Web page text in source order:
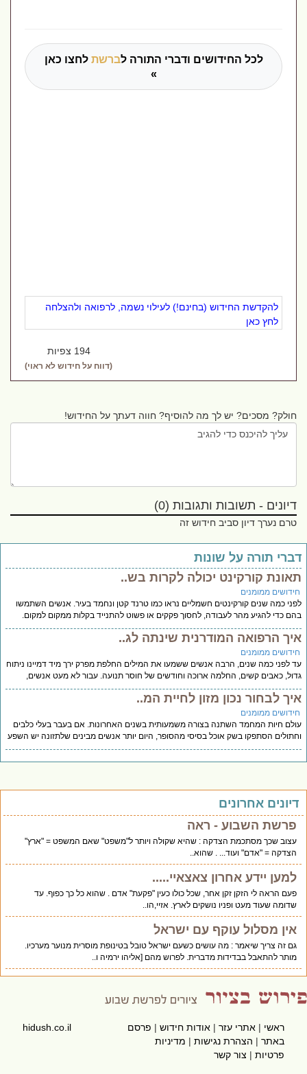
לכל החידושים ודברי התורה לברשתלחצו כאן
להקדשת החידוש (בחינם!) לעילוי נשמה, לרפואה ולהצלחה
לחץ כאן
194 צפיות
(דווח על חידוש לא ראוי)
חולק? מסכים? יש לך מה להוסיף? חווה דעתך על החידוש!
דיונים - תשובות ותגובות (0)
טרם נערך דיון סביב חידוש זה
תורה על שונות
קורקינט יכולה לקרות בש..
ממומנים
כמה שנים קורקינטים חשמליים נראו כמו טרנד קטן ונחמד בעיר. אנשים השתמשו
כדי להגיע מהר לעבודה, לחסוך פקקים או פשוט להתנייד בקלות ממקום למקום.
הרפואה המודרנית שינתה לג..
ממומנים
לפני כמה שנים, הרבה אנשים ששמעו את המילים החלפת מפרק ירך מיד דמיינו ניתוח
כאבים קשים, החלמה ארוכה וחודשים של חוסר תנועה. עבור לא מעט אנשים,
לבחור נכון מזון לחיית המ..
ממומנים
חיות המחמד השתנה בצורה משמעותית בשנים האחרונות. אם בעבר בעלי כלבים
הסתפקו בשק אוכל בסיסי מהסופר, היום יותר אנשים מבינים שלתזונה יש השפע
אחרונים
פרשת השבוע - ראה
עצוב שכך מסתכמת הצדקה : שהיא שקולה ויותר ל"משפט" שאם המשפט = "ארץ"
הצדקה = "אדם" ועוד... . שהוא..
למען יידע אחרון צאצאיי.....
פעם הראה לי הזקן זקן אחר, שכל כולו כעין "פקעת" אדם . שהוא כל כך כפוף. עד
שדומה שעוד מעט ופניו נושקים לארץ. אזיי,הו..
אין מסלול עוקף עם ישראל
גם זה צריך שיאמר : מה עושים כשעם ישראל טובל בטינופת מוסרית מנוער מערכיו.
מותר להתאבל בבדידות מדברית. לפרוש מהם [אליהו ירמיה ו..
ראשי|אתרי עזר|אודות חידוש|פרסם
באתר|הצהרת נגישות|מדיניות
פרטיות|צור קשר
hidush.co.il